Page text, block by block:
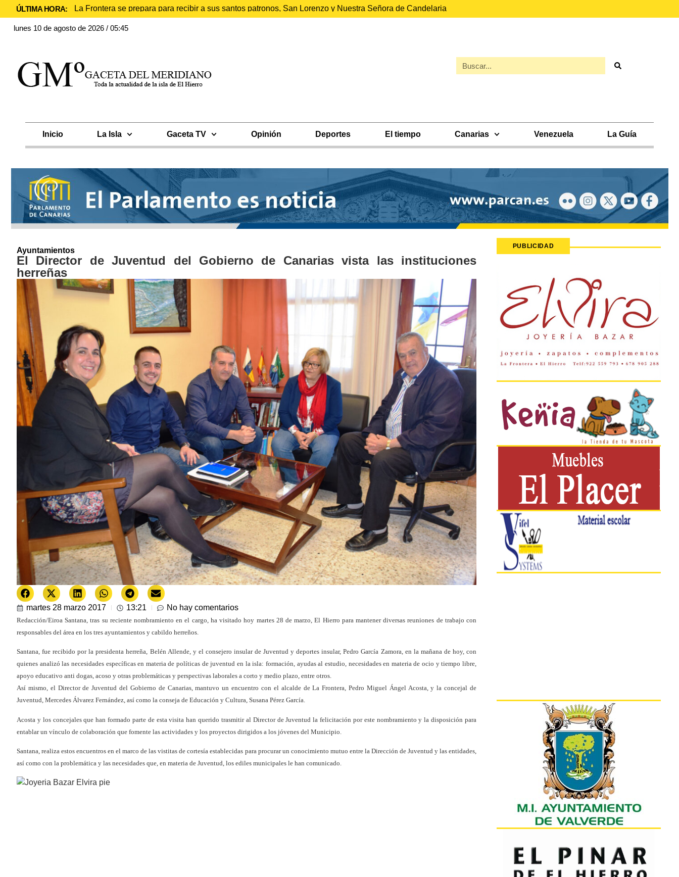
ÚLTIMA HORA: La Frontera se prepara para recibir a sus santos patronos, San Lorenzo y Nuestra Señora de Candelaria
lunes 10 de agosto de 2026 / 05:45
Inicio La Isla Gaceta TV Opinión Deportes El tiempo Canarias Venezuela La Guía
Ayuntamientos
El Director de Juventud del Gobierno de Canarias vista las instituciones
herreñas
martes 28 marzo 2017 13:21 No hay comentarios
Redacción/Eiroa Santana, tras su reciente nombramiento en el cargo, ha visitado hoy martes 28 de marzo, El Hierro para mantener diversas reuniones de trabajo con
responsables del área en los tres ayuntamientos y cabildo herreños.
Santana, fue recibido por la presidenta herreña, Belén Allende, y el consejero insular de Juventud y deportes insular, Pedro García Zamora, en la mañana de hoy, con
quienes analizó las necesidades específicas en materia de políticas de juventud en la isla: formación, ayudas al estudio, necesidades en materia de ocio y tiempo libre,
apoyo educativo anti dogas, acoso y otras problemáticas y perspectivas laborales a corto y medio plazo, entre otros.
Así mismo, el Director de Juventud del Gobierno de Canarias, mantuvo un encuentro con el alcalde de La Frontera, Pedro Miguel Ángel Acosta, y la concejal de
Juventud, Mercedes Álvarez Fernández, así como la conseja de Educación y Cultura, Susana Pérez García.
Acosta y los concejales que han formado parte de esta visita han querido trasmitir al Director de Juventud la felicitación por este nombramiento y la disposición para
entablar un vínculo de colaboración que fomente las actividades y los proyectos dirigidos a los jóvenes del Municipio.
Santana, realiza estos encuentros en el marco de las vistitas de cortesía establecidas para procurar un conocimiento mutuo entre la Dirección de Juventud y las entidades,
así como con la problemática y las necesidades que, en materia de Juventud, los ediles municipales le han comunicado.
PUBLICIDAD